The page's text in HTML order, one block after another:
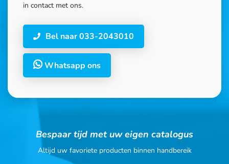
in contact met ons.
Bel naar 033-2043010
Whatsapp ons
Bespaar tijd met uw eigen catalogus
Altijd uw favoriete producten binnen handbereik